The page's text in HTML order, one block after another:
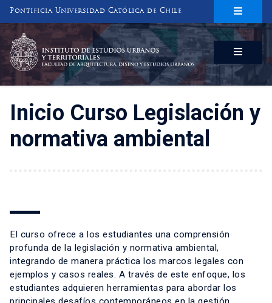
Pontificia Universidad Católica de Chile
INSTITUTO DE ESTUDIOS URBANOS
Y TERRITORIALES
FACULTAD DE ARQUITECTURA, DISEÑO Y ESTUDIOS URBANOS
Inicio Curso Legislación y
normativa ambiental
El curso ofrece a los estudiantes una comprensión
profunda de la legislación y normativa ambiental,
integrando de manera práctica los marcos legales con
ejemplos y casos reales. A través de este enfoque, los
estudiantes adquieren herramientas para abordar los